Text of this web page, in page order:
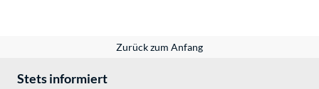
Zurück zum Anfang
Stets informiert